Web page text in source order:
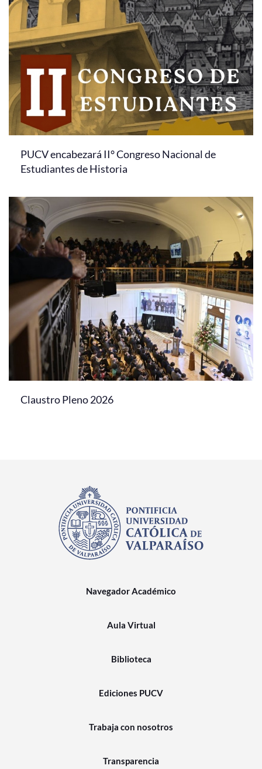
PUCV encabezará II° Congreso Nacional de
Estudiantes de Historia
Claustro Pleno 2026
Navegador Académico
Aula Virtual
Biblioteca
Ediciones PUCV
Trabaja con nosotros
Transparencia